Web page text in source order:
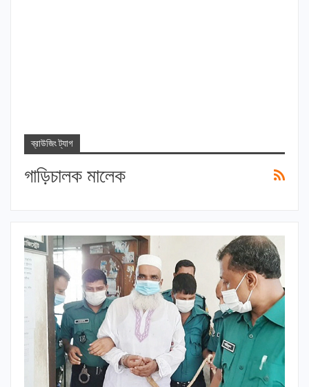
ব্রাউজিং ট্যাগ
গাড়িচালক মালেক